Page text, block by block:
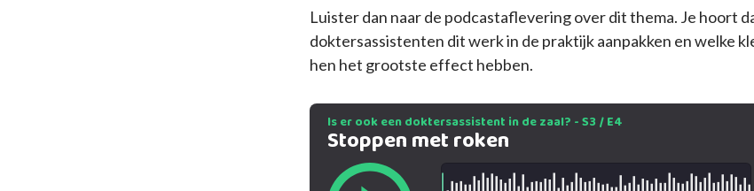
Luister dan naar de podcastaflevering over dit thema. Je hoort
doktersassistenten dit werk in de praktijk aanpakken en welke
hen het grootste effect hebben.